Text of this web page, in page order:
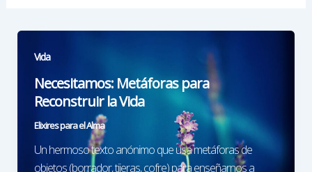
Vida
Necesitamos: Metáforas para
Reconstruir la Vida
Elixires para el Alma
Un hermoso texto anónimo que usa metáforas de
objetos (borrador, tijeras, cofre) para enseñarnos a